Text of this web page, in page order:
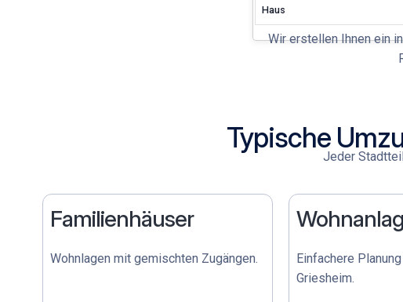
Haus
Wir erstellen Ihnen ein
Typische
Jeder
Familienhäuser
Wohnlagen mit gemischten Zugängen. Einfachere
Griesheim.